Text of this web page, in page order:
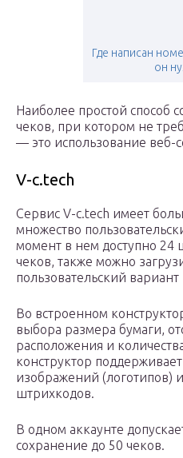
Где написан
он
Наиболее простой способ
чеков, при котором не
— это использование веб-
V-c.tech
Сервис V-c.tech имеет
множество
момент в нем доступно 24
чеков, также можно
пользовательский вариант
Во встроенном
выбора размера бумаги,
расположения и
конструктор
изображений (логотипов)
штрихкодов.
В одном аккаунте
сохранение до 50 чеков.